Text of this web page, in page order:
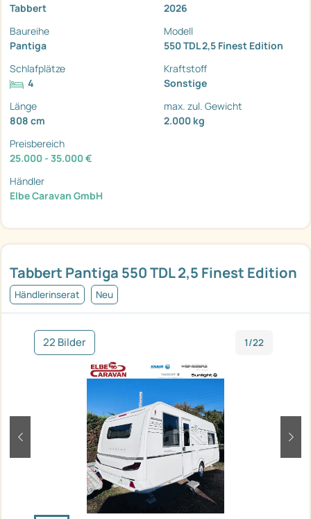
Tabbert Pantiga 550 TDL 2,5 Finest Edition
Händlerinserat Neu
22 Bilder 1/22
zurück
Tabbert
2026
Baureihe
Pantiga
Modell
550 TDL 2,5 Finest Edition
Schlafplätze
4
Kraftstoff
Sonstige
Länge
808 cm
max. zul. Gewicht
2.000 kg
Preisbereich
25.000 - 35.000 €
Händler
Elbe Caravan GmbH